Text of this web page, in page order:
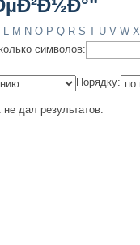
L M N O P Q R S T U V W X
символов:
Порядку:
дал результатов.